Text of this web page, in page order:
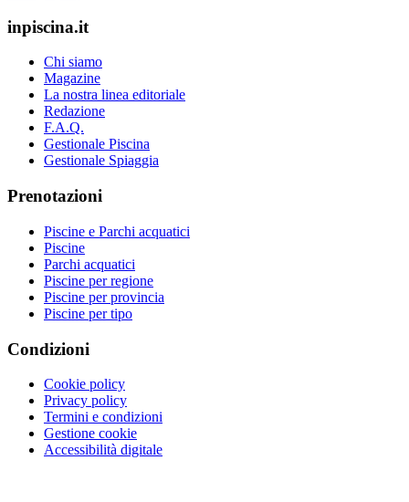
inpiscina.it
Chi siamo
Magazine
La nostra linea editoriale
Redazione
F.A.Q.
Gestionale Piscina
Gestionale Spiaggia
Prenotazioni
Piscine e Parchi acquatici
Piscine
Parchi acquatici
Piscine per regione
Piscine per provincia
Piscine per tipo
Condizioni
Cookie policy
Privacy policy
Termini e condizioni
Gestione cookie
Accessibilità digitale